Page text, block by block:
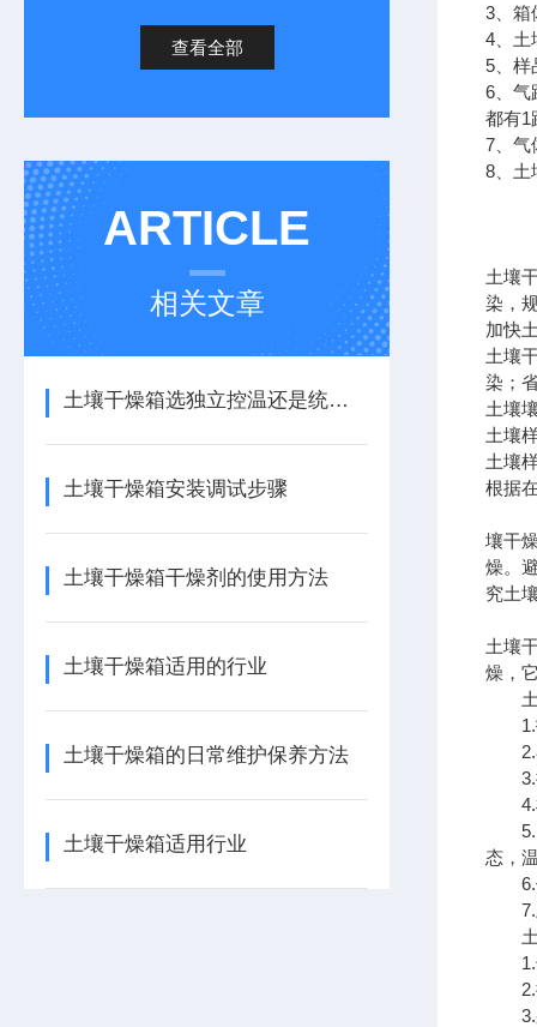
查看全部
ARTICLE
相关文章
土壤干燥箱选独立控温还是统一控温的
土壤干燥箱安装调试步骤
土壤干燥箱干燥剂的使用方法
土壤干燥箱适用的行业
土壤干燥箱的日常维护保养方法
土壤干燥箱适用行业
3、箱
4、土
5、样
6、气
都有1
7、气
8、土
土壤
染，
加快
土壤
染；
土壤
土壤
土壤
根据
壤干
燥。
究土
土壤
燥，
土
1.打
2.在
3.接
4.机
5.干
态，
6.使
7.土
土
1.干
2.操
3.采